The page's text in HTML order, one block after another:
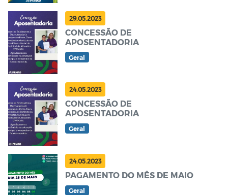
29.05.2023
CONCESSÃO DE
APOSENTADORIA
Geral
24.05.2023
CONCESSÃO DE
APOSENTADORIA
Geral
24.05.2023
PAGAMENTO DO MÊS DE MAIO
Geral